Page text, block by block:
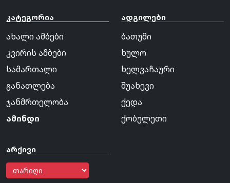
კატეგორია
ახალი ამბები
კვირის ამბები
სამართალი
განათლება
ჯანმრთელობა
ამინდი
არქივი
ადგილები
ბათუმი
ხულო
ხელვაჩაური
შუახევი
ქედა
ქობულეთი